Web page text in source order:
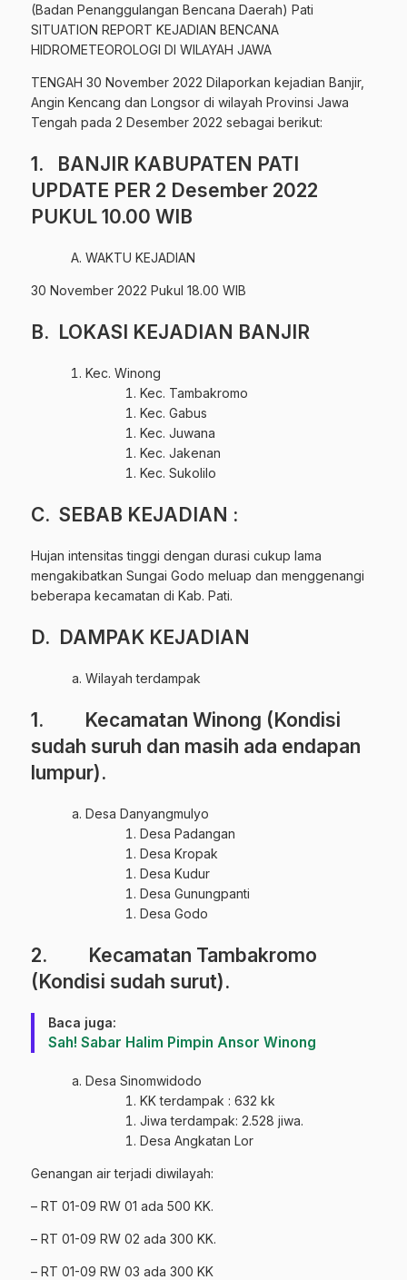
(Badan Penanggulangan Bencana Daerah) Pati
SITUATION REPORT KEJADIAN BENCANA
HIDROMETEOROLOGI DI WILAYAH JAWA
TENGAH 30 November 2022 Dilaporkan kejadian Banjir,
Angin Kencang dan Longsor di wilayah Provinsi Jawa
Tengah pada 2 Desember 2022 sebagai berikut:
1. BANJIR KABUPATEN PATI
UPDATE PER 2 Desember 2022
PUKUL 10.00 WIB
WAKTU KEJADIAN
30 November 2022 Pukul 18.00 WIB
B. LOKASI KEJADIAN BANJIR
Kec. Winong
Kec. Tambakromo
Kec. Gabus
Kec. Juwana
Kec. Jakenan
Kec. Sukolilo
C. SEBAB KEJADIAN :
Hujan intensitas tinggi dengan durasi cukup lama
mengakibatkan Sungai Godo meluap dan menggenangi
beberapa kecamatan di Kab. Pati.
D. DAMPAK KEJADIAN
Wilayah terdampak
1. Kecamatan Winong (Kondisi
sudah suruh dan masih ada endapan
lumpur).
Desa Danyangmulyo
Desa Padangan
Desa Kropak
Desa Kudur
Desa Gunungpanti
Desa Godo
2. Kecamatan Tambakromo
(Kondisi sudah surut).
Baca juga:
Sah! Sabar Halim Pimpin Ansor Winong
Desa Sinomwidodo
KK terdampak : 632 kk
Jiwa terdampak: 2.528 jiwa.
Desa Angkatan Lor
Genangan air terjadi diwilayah:
– RT 01-09 RW 01 ada 500 KK.
– RT 01-09 RW 02 ada 300 KK.
– RT 01-09 RW 03 ada 300 KK